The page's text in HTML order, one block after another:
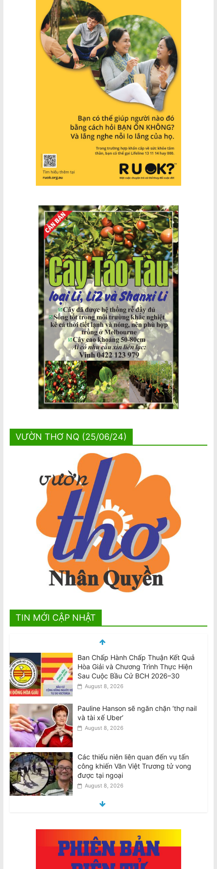
VƯỜN THƠ NQ (25/06/24)
TIN MỚI CẬP NHẬT
Pauline Hanson sẽ ngăn chặn ‘thợ nail
và tài xế Uber’
August 8, 2026
Các thiếu niên liên quan đến vụ tấn
công khiến Văn Việt Trương tử vong
được tại ngoại
Teens involved in fatal attack on Van
Viet Truong freed on bail
August 8, 2026
VIDEO: ATSB điều tra 2 máy bay
Thiên Nguyễn bị buộc tội giết phụ nữ
gốc Việt, ngáp trong phiên tòa